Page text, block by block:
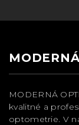
MODERNÁ
kvalitné a
optometrie. V